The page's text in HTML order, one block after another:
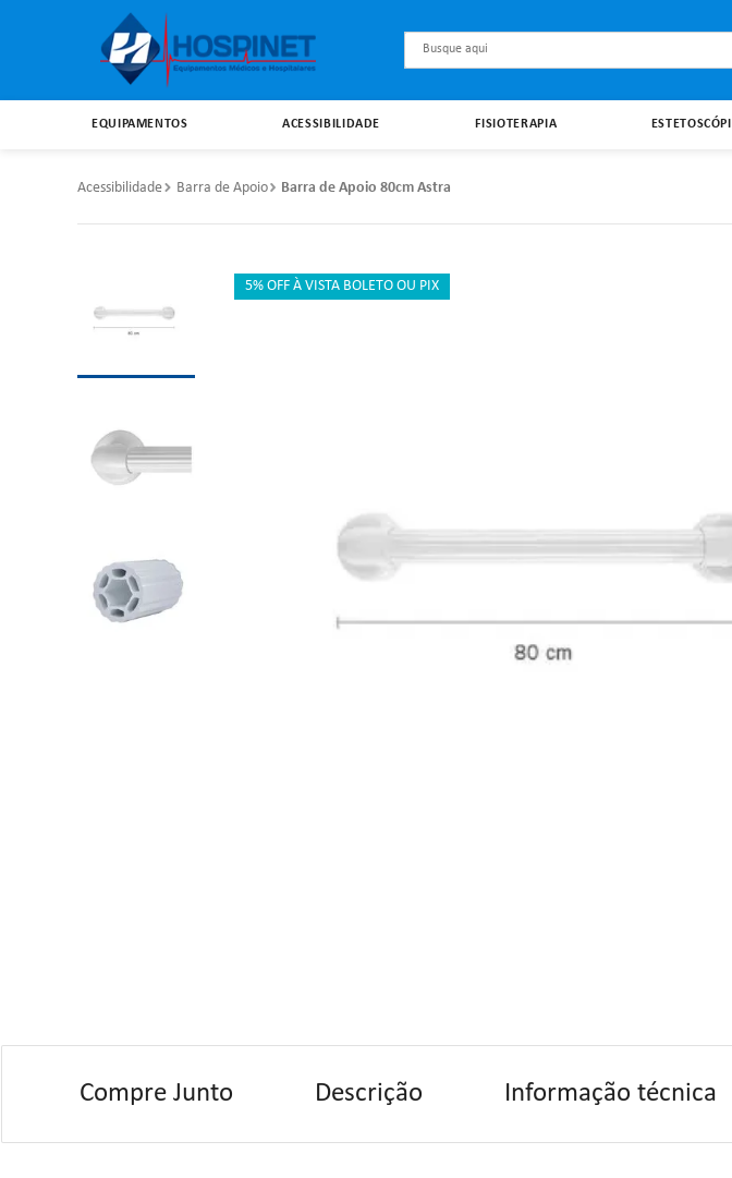
Busque aqui
EQUIPAMENTOS ACESSIBILIDADE FISIOTERAPIA
Acessibilidade Barra de Apoio Barra de Apoio 80cm Astra
5% OFF À VISTA BOLETO OU PIX
Compre Junto Descrição Informação técnica